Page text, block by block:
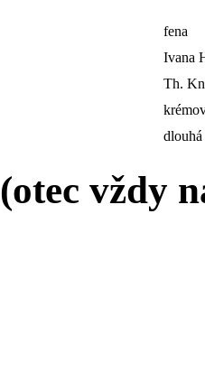
fena
Ivana
Th.
dlouhá
vždy